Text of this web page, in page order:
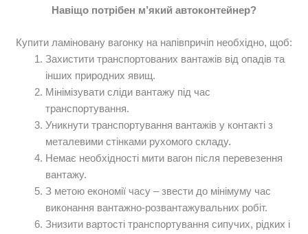
Навіщо потрібен м’який автоконтейнер?
Купити ламіновану вагонку на напівпричіп необхідно, щоб:
Захистити транспортованих вантажів від опадів та
інших природних явищ.
Мінімізувати сліди вантажу під час
транспортування.
Уникнути транспортування вантажів у контакті з
металевими стінками рухомого складу.
Немає необхідності мити вагон після перевезення
вантажу.
З метою економії часу – звести до мінімуму час
виконання вантажно-розвантажувальних робіт.
Знизити вартості транспортування сипучих, рідких і